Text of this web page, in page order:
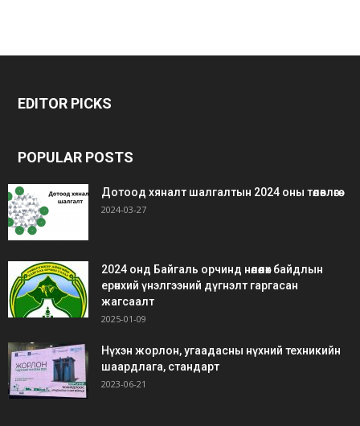
siteler
EDITOR PICKS
POPULAR POSTS
Дотоод хяналт шалгалтын 2024 оны төлөвлөгөө
2024-03-27
2024 онд Байгаль орчинд нөлөөлөх байдлын
ерөнхий үнэлгээний дүгнэлт гаргасан
жагсаалт
2025-01-09
Нүхэн жорлон, угаадасны нүхний техникийн
шаардлага, стандарт
2023-06-21